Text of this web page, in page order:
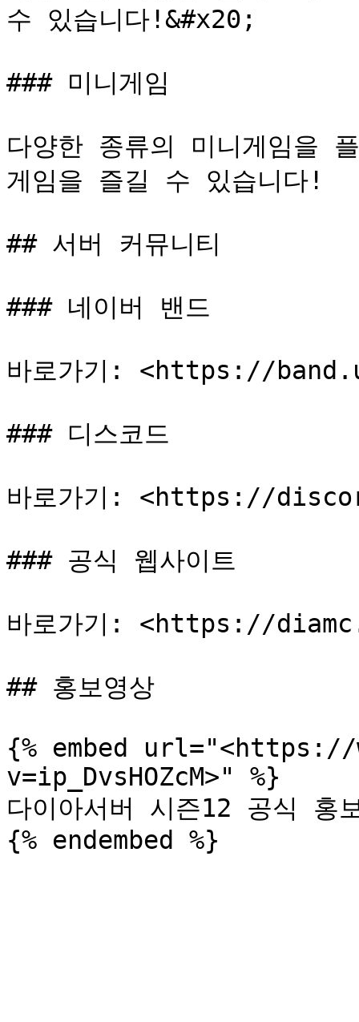
수 있습니다!&#x20;
### 미니게임
다양한 종류의 미니게임을
게임을 즐길 수 있습니다!
## 서버 커뮤니티
### 네이버 밴드
바로가기: <https://
### 디스코드
바로가기: <https://
### 공식 웹사이트
바로가기: <https://
## 홍보영상
{% embed url="<https://
v=ip_DvsHOZcM>" %}
다이아서버 시즌12 공식 홍